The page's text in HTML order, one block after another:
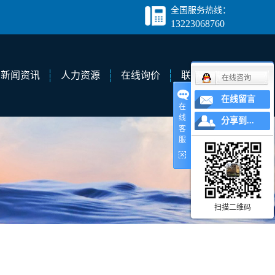
全国服务热线：
13223068760
新闻资讯 人力资源 在线询价 联系我们
在
线
客
服
在线咨询
在线留言
分享到...
扫描二维码